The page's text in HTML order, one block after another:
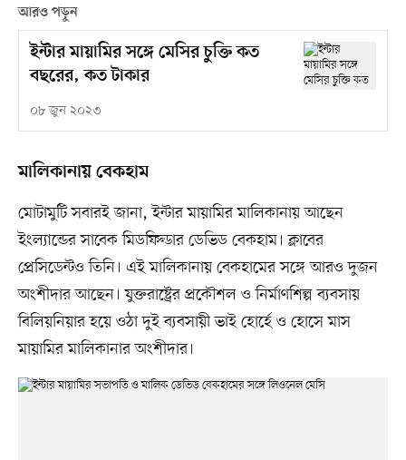
আরও পড়ুন
ইন্টার মায়ামির সঙ্গে মেসির চুক্তি কত
বছরের, কত টাকার
০৮ জুন ২০২৩
মালিকানায় বেকহাম
মোটামুটি সবারই জানা, ইন্টার মায়ামির মালিকানায় আছেন
ইংল্যান্ডের সাবেক মিডফিল্ডার ডেভিড বেকহাম। ক্লাবের
প্রেসিডেন্টও তিনি। এই মালিকানায় বেকহামের সঙ্গে আরও দুজন
অংশীদার আছেন। যুক্তরাষ্ট্রের প্রকৌশল ও নির্মাণশিল্প ব্যবসায়
বিলিয়নিয়ার হয়ে ওঠা দুই ব্যবসায়ী ভাই হোর্হে ও হোসে মাস
মায়ামির মালিকানার অংশীদার।